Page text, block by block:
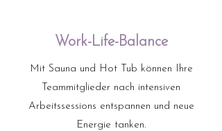
Work-Life-Balance
Mit Sauna und Hot Tub können Ihre
Teammitglieder nach intensiven
Arbeitssessions entspannen und neue
Energie tanken.